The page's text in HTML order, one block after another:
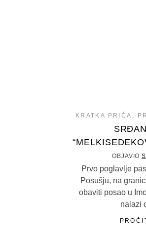
KRATKA PRIČA ,
OBJAVIO
Prvo poglavlje
Posušju, na
obaviti posao u
nalazi